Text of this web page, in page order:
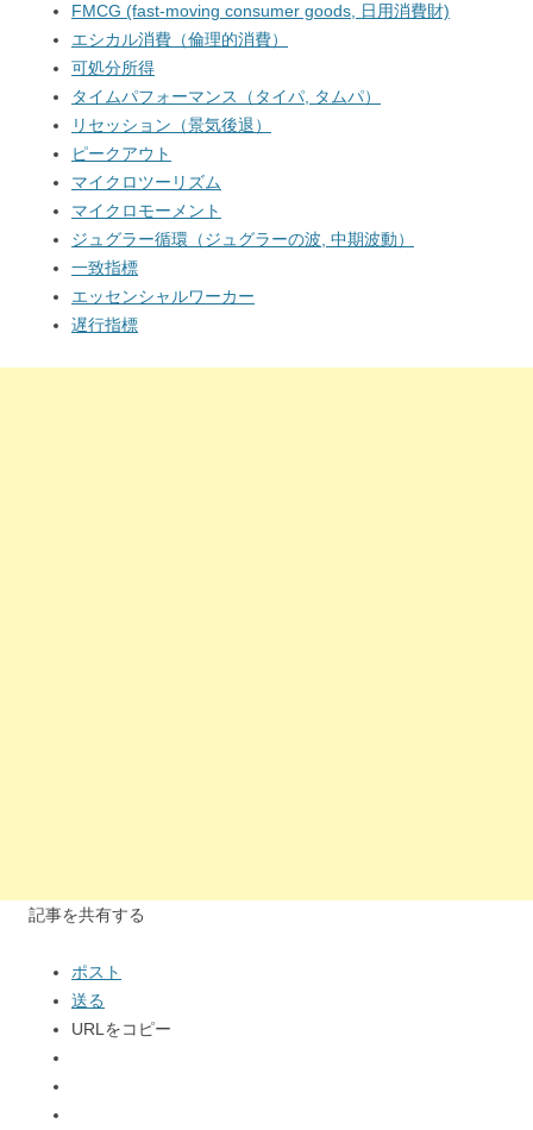
FMCG (fast-moving consumer goods, 日用消費財)
エシカル消費（倫理的消費）
可処分所得
タイムパフォーマンス（タイパ, タムパ）
リセッション（景気後退）
ピークアウト
マイクロツーリズム
マイクロモーメント
ジュグラー循環（ジュグラーの波, 中期波動）
一致指標
エッセンシャルワーカー
遅行指標
記事を共有する
ポスト
送る
URLをコピー